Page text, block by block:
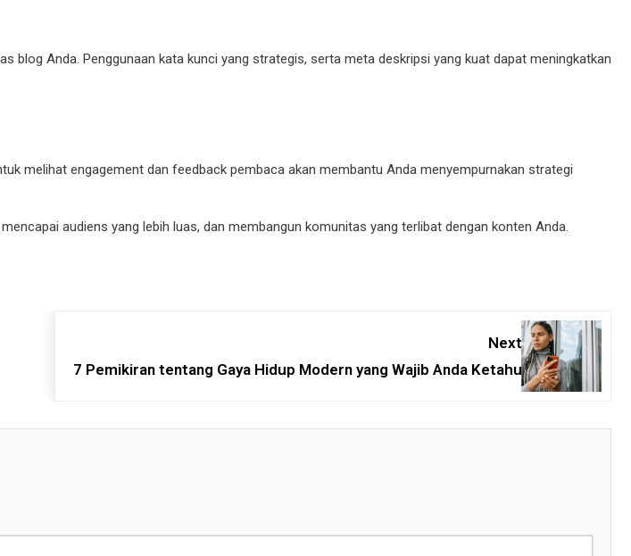
blog Anda. Penggunaan kata kunci yang strategis, serta meta deskripsi yang kuat dapat meningkatkan
melihat engagement dan feedback pembaca akan membantu Anda menyempurnakan strategi
audiens yang lebih luas, dan membangun komunitas yang terlibat dengan konten Anda.
Next:
7 Pemikiran tentang Gaya Hidup Modern yang Wajib Anda Ketahui